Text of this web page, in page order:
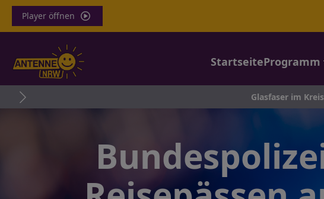
Player öffnen
StartseiteProgramm
Glasfaser im Kreis